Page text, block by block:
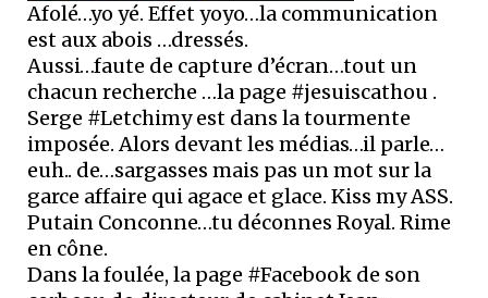
Afolé…yo yé. Effet yoyo…la communication
est aux abois …dressés.
Aussi…faute de capture d’écran…tout un
chacun recherche …la page #jesuiscathou .
Serge #Letchimy est dans la tourmente
imposée. Alors devant les médias…il parle…
euh.. de…sargasses mais pas un mot sur la
garce affaire qui agace et glace. Kiss my ASS.
Putain Conconne…tu déconnes Royal. Rime
en cône.
Dans la foulée, la page #Facebook de son